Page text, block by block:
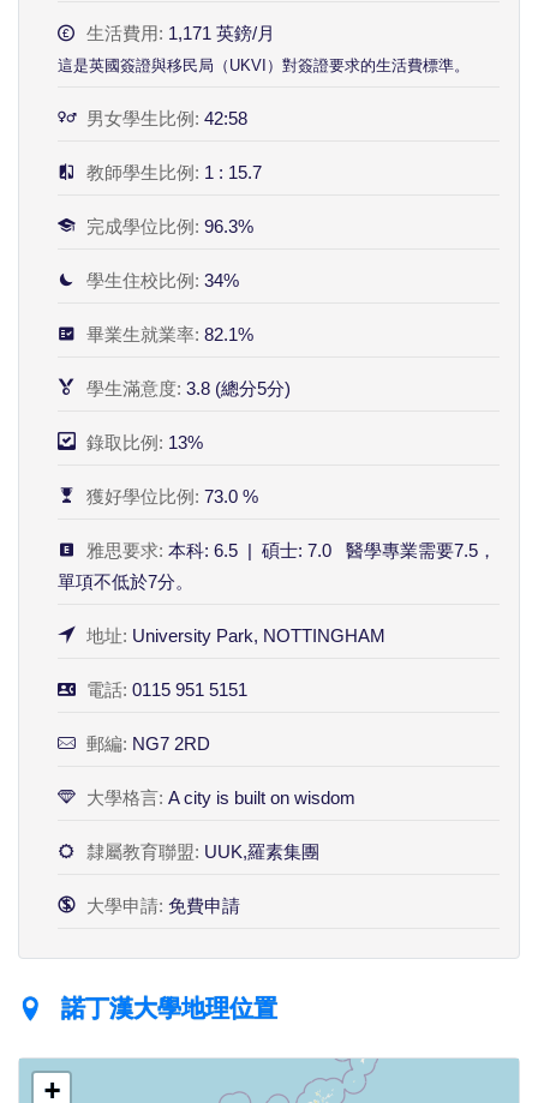
生活費用: 1,171 英鎊/月
這是英國簽證與移民局（UKVI）對簽證要求的生活費標準。
男女學生比例: 42:58
教師學生比例: 1 : 15.7
完成學位比例: 96.3%
學生住校比例: 34%
畢業生就業率: 82.1%
學生滿意度: 3.8 (總分5分)
錄取比例: 13%
獲好學位比例: 73.0 %
雅思要求: 本科: 6.5 | 碩士: 7.0 醫學專業需要7.5，
單項不低於7分。
地址: University Park, NOTTINGHAM
電話: 0115 951 5151
郵編: NG7 2RD
大學格言: A city is built on wisdom
隸屬教育聯盟: UUK,羅素集團
大學申請: 免費申請
諾丁漢大學地理位置
+